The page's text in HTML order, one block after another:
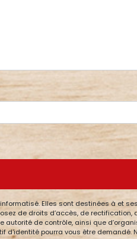
Elles sont destinées à et
de droits d’accès, de rectification,
de contrôle, ainsi que
d'identité pourra vous être demandé.